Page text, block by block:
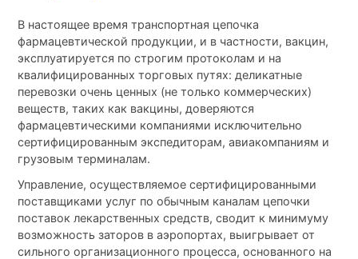
В настоящее время транспортная цепочка
фармацевтической продукции, и в частности, вакцин,
эксплуатируется по строгим протоколам и на
квалифицированных торговых путях: деликатные
перевозки очень ценных (не только коммерческих)
веществ, таких как вакцины, доверяются
фармацевтическими компаниями исключительно
сертифицированным экспедиторам, авиакомпаниям и
грузовым терминалам.
Управление, осуществляемое сертифицированными
поставщиками услуг по обычным каналам цепочки
поставок лекарственных средств, сводит к минимуму
возможность заторов в аэропортах, выигрывает от
сильного организационного процесса, основанного на